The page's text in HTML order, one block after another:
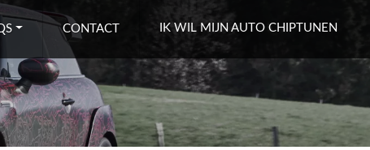
CONTACT IK WIL MIJN AUTO CHIPTUNEN